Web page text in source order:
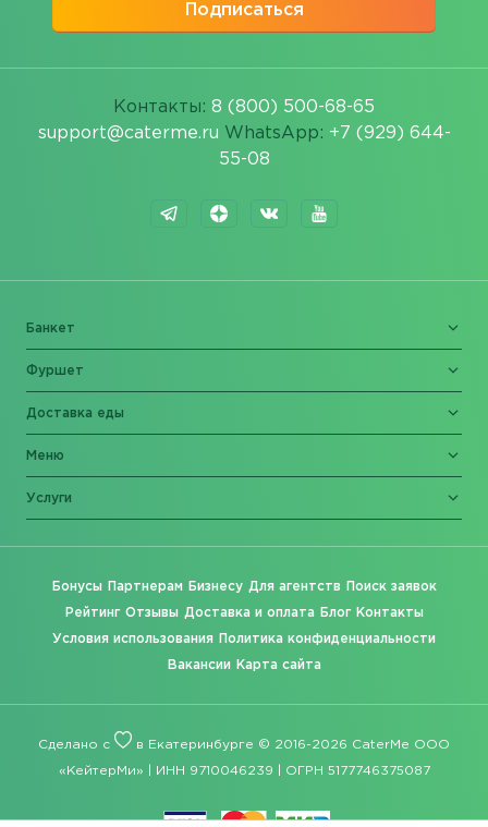
Подписаться
Контакты: 8 (800) 500-68-65
support@caterme.ru WhatsApp: +7 (929) 644-
55-08
Банкет
Фуршет
Доставка еды
Меню
Услуги
Бонусы Партнерам Бизнесу Для агентств Поиск заявок
Рейтинг Отзывы Доставка и оплата Блог Контакты
Условия использования Политика конфиденциальности
Вакансии Карта сайта
Сделано с в Екатеринбурге © 2016-2026 CaterMe ООО
«КейтерМи» | ИНН 9710046239 | ОГРН 5177746375087